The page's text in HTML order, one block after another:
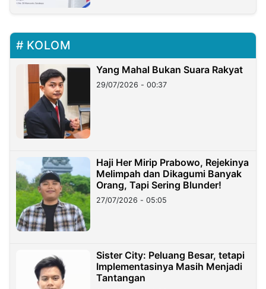
KOLOM
Yang Mahal Bukan Suara Rakyat
29/07/2026 - 00:37
Haji Her Mirip Prabowo, Rejekinya
Melimpah dan Dikagumi Banyak
Orang, Tapi Sering Blunder!
27/07/2026 - 05:05
Sister City: Peluang Besar, tetapi
Implementasinya Masih Menjadi
Tantangan